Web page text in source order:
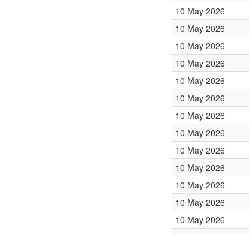
10 May 2026
10 May 2026
10 May 2026
10 May 2026
10 May 2026
10 May 2026
10 May 2026
10 May 2026
10 May 2026
10 May 2026
10 May 2026
10 May 2026
10 May 2026